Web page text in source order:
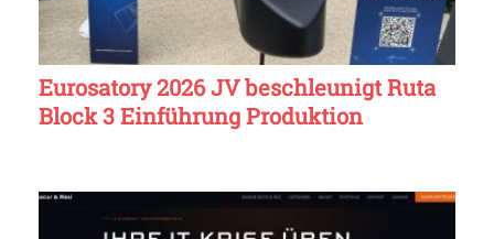
Eurosatory 2026 JV beschleunigt Ruta
Block 3 Einführung Produktion